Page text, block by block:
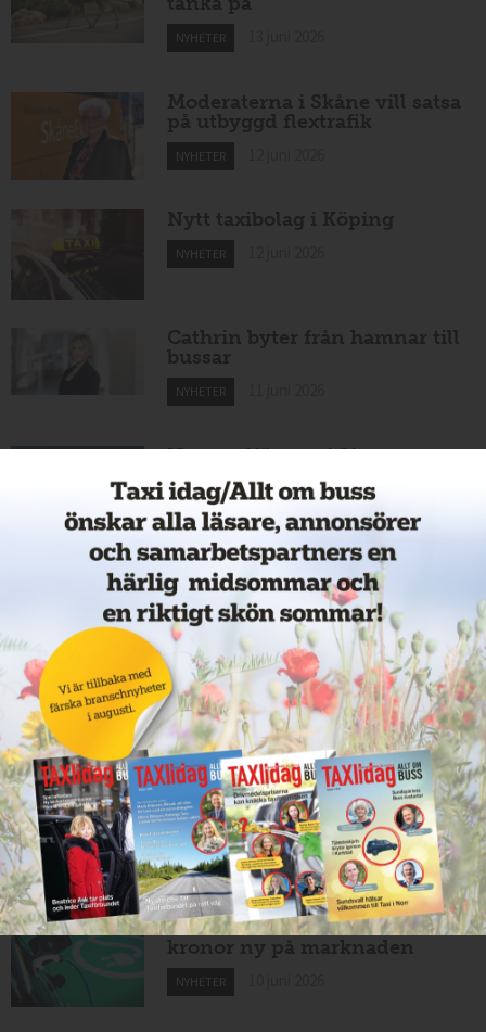
NYHETER
Moderaterna i Skåne vill satsa
på utbyggd flextrafik
NYHETER
Nytt taxibolag i Köping
NYHETER
Cathrin byter från hamnar till
bussar
NYHETER
Nytt taxiföretag i Sigtuna
NYHETER 11 juni 2026
Nytt taxibolag i Borlänge
NYHETER 11 juni 2026
Taxibommar fick inte avsedd
effekt vid Lund C
NYHETER 10 juni 2026
Nytt taxibolag i Borlänge
NYHETER 10 juni 2026
Mexikansk elbil för 80 000
kronor ny på marknaden
NYHETER